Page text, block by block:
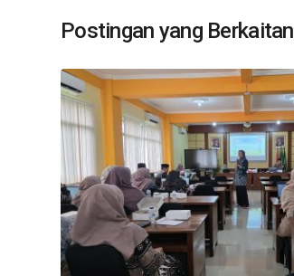
Postingan yang Berkaitan